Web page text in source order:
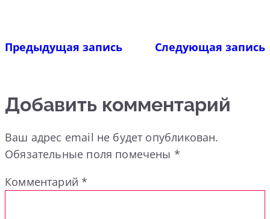
Предыдущая запись Следующая запись
Добавить комментарий
Ваш адрес email не будет опубликован.
Обязательные поля помечены *
Комментарий*